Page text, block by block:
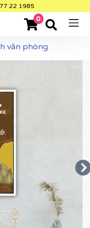
22 1985
0
văn phòng